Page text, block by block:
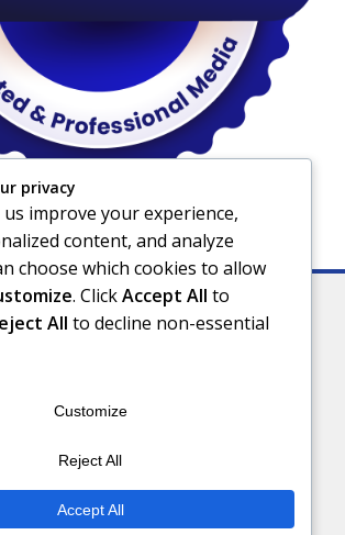
Pedoman Media Siber
Connect With Us
privacy
improve your experience,
content, and analyze
choose which cookies to allow
. ClickAccept All to
All to decline non-essential
Customize
Reject All
Accept All